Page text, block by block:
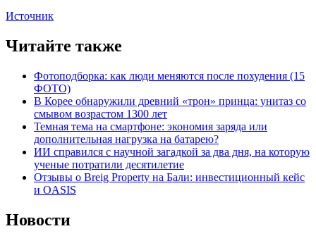
Источник
Читайте также
Фотоподборка: как люди меняются после похудения (15
ФОТО)
В Корее обнаружили древний «трон» принца: унитаз со
смывом возрастом 1300 лет
Темная тема на смартфоне: экономия заряда или
дополнительная нагрузка на батарею?
ИИ справился с научной загадкой за два дня, на которую
ученые потратили десятилетие
Отзывы о Breig Property на Бали: инвестиционный кейс
и OASIS
Новости